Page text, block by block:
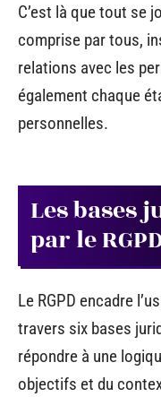
C’est là que tout se
comprise par tous,
relations avec les
également chaque
personnelles.
Les bases
par le
Le RGPD encadre
travers six bases
répondre à une
objectifs et du